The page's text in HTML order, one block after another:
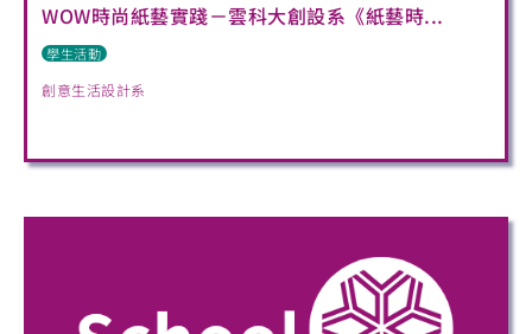
WOW時尚紙藝實踐－雲科大創設系《紙藝時...
學生活動
創意生活設計系